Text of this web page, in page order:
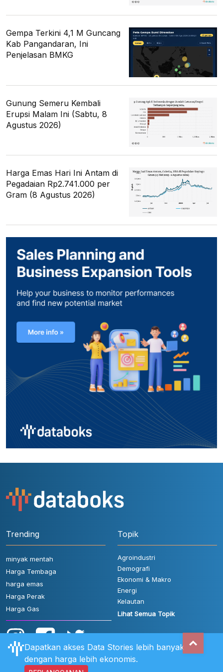
Gempa Terkini 4,1 M Guncang
Kab Pangandaran, Ini
Penjelasan BMKG
Gunung Semeru Kembali
Erupsi Malam Ini (Sabtu, 8
Agustus 2026)
Harga Emas Hari Ini Antam di
Pegadaian Rp2.741.000 per
Gram (8 Agustus 2026)
Trending
minyak mentah
Harga Tembaga
harga emas
Harga Perak
Harga Gas
Topik
Agroindustri
Demografi
Ekonomi & Makro
Energi
Kelautan
Lihat Semua Topik
Dapatkan akses Data Stories lebih banyak
dengan harga lebih ekonomis.